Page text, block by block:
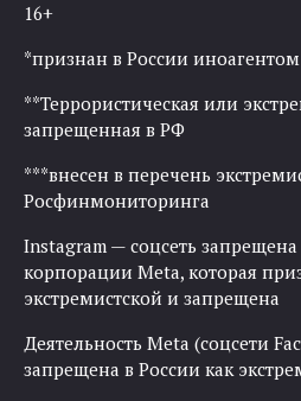
16+
*признан в России иноагентом
**Террористическая или
запрещенная в РФ
***внесен в перечень
Росфинмониторинга
Instagram — соцсеть
корпорации Meta, которая
экстремистской и запрещена
Деятельность Meta (соцсети
запрещена в России как